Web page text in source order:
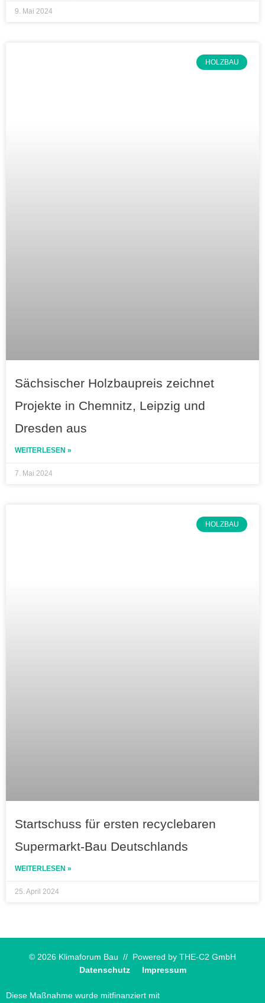
9. Mai 2024
HOLZBAU
Sächsischer Holzbaupreis zeichnet
Projekte in Chemnitz, Leipzig und
Dresden aus
WEITERLESEN »
7. Mai 2024
HOLZBAU
Startschuss für ersten recyclebaren
Supermarkt-Bau Deutschlands
WEITERLESEN »
25. April 2024
© 2026 Klimaforum Bau // Powered by THE-C2 GmbH
Datenschutz
Impressum
Diese Maßnahme wurde mitfinanziert mit